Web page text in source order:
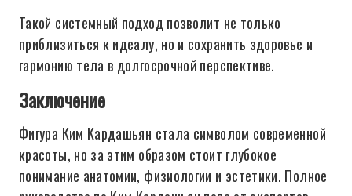
Такой системный подход позволит не только
приблизиться к идеалу, но и сохранить здоровье и
гармонию тела в долгосрочной перспективе.
Заключение
Фигура Ким Кардашьян стала символом современной
красоты, но за этим образом стоит глубокое
понимание анатомии, физиологии и эстетики. Полное